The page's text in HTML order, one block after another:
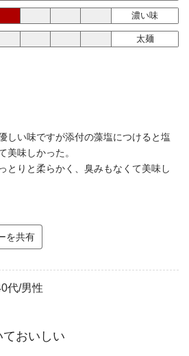
濃い味
太麺
しい味ですが添付の藻塩につけると塩
美味しかった。
とりと柔らかく、臭みもなくて美味し
を共有
代/男性
おいしい